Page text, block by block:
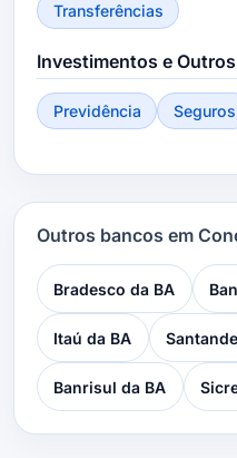
Transferências
Investimentos e Outros
Previdência Seguros
Outros bancos em
Bradesco da BA
Itaú da BA
Banrisul da BA